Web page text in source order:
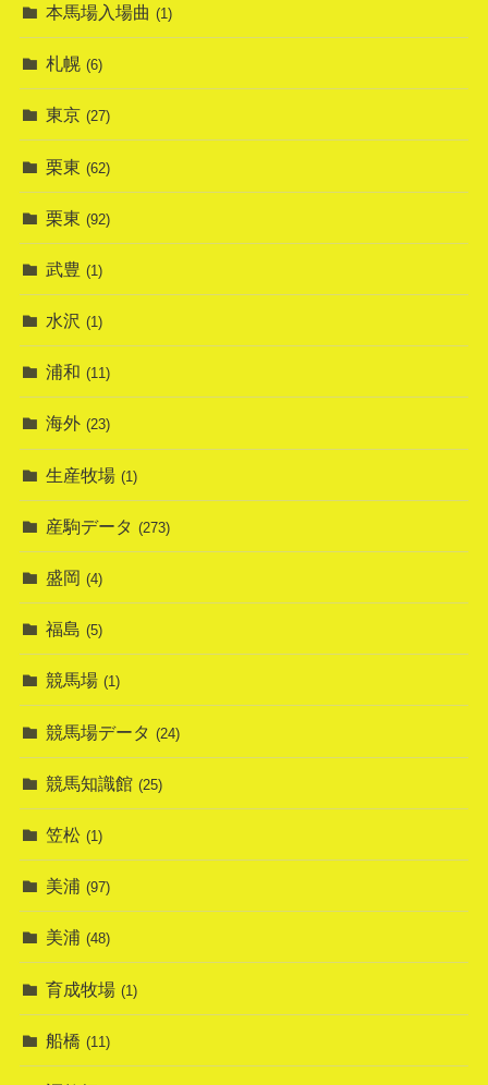
本馬場入場曲 (1)
札幌 (6)
東京 (27)
栗東 (62)
栗東 (92)
武豊 (1)
水沢 (1)
浦和 (11)
海外 (23)
生産牧場 (1)
産駒データ (273)
盛岡 (4)
福島 (5)
競馬場 (1)
競馬場データ (24)
競馬知識館 (25)
笠松 (1)
美浦 (97)
美浦 (48)
育成牧場 (1)
船橋 (11)